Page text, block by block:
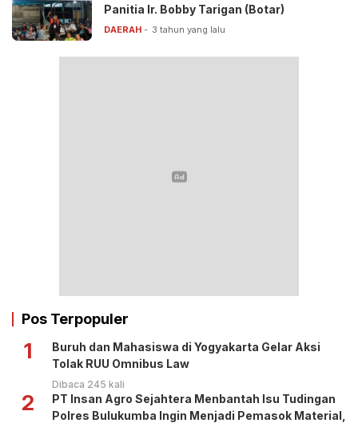
Panitia Ir. Bobby Tarigan (Botar)
DAERAH 3 tahun yang lalu
Pos Terpopuler
1
Buruh dan Mahasiswa di Yogyakarta Gelar Aksi
Tolak RUU Omnibus Law
Dibaca 245 kali
2
PT Insan Agro Sejahtera Menbantah Isu Tudingan
Polres Bulukumba Ingin Menjadi Pemasok Material,